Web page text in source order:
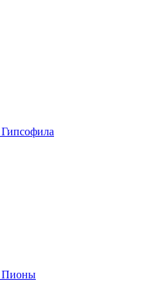
Гипсофила
Пионы